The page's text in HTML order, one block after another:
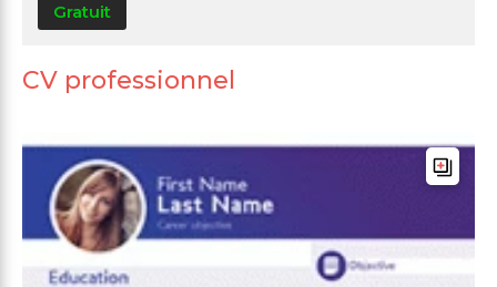
Gratuit
CV professionnel